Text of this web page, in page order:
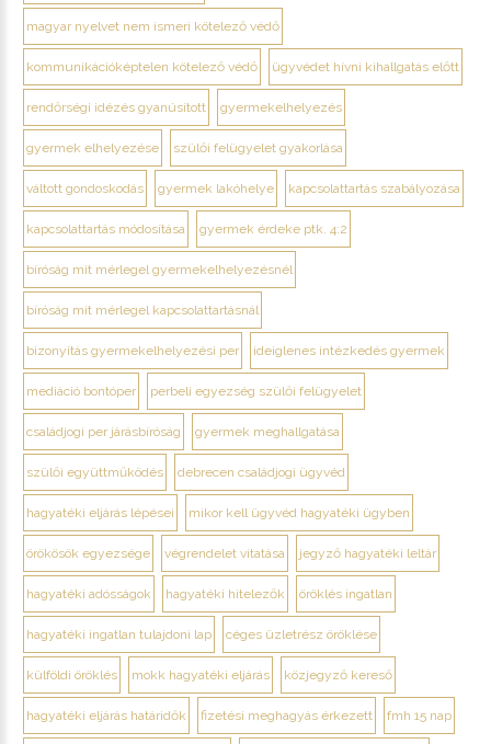
magyar nyelvet nem ismeri kötelező védő
kommunikációképtelen kötelező védő ügyvédet hívni kihallgatás előtt
rendőrségi idézés gyanúsított gyermekelhelyezés
gyermek elhelyezése szülői felügyelet gyakorlása
váltott gondoskodás gyermek lakóhelye kapcsolattartás szabályozása
kapcsolattartás módosítása gyermek érdeke ptk. 4:2
bíróság mit mérlegel gyermekelhelyezésnél
bíróság mit mérlegel kapcsolattartásnál
bizonyítás gyermekelhelyezési per ideiglenes intézkedés gyermek
mediáció bontóper perbeli egyezség szülői felügyelet
családjogi per járásbíróság gyermek meghallgatása
szülői együttműködés debrecen családjogi ügyvéd
hagyatéki eljárás lépései mikor kell ügyvéd hagyatéki ügyben
örökösök egyezsége végrendelet vitatása jegyző hagyatéki leltár
hagyatéki adósságok hagyatéki hitelezők öröklés ingatlan
hagyatéki ingatlan tulajdoni lap céges üzletrész öröklése
külföldi öröklés mokk hagyatéki eljárás közjegyző kereső
hagyatéki eljárás határidők fizetési meghagyás érkezett fmh 15 nap